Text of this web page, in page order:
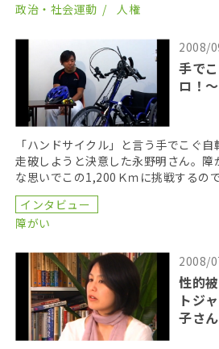
政治・社会運動
人権
2008/
手で
ロ！
「ハンドサイクル」と言う手でこぐ
走破しようと決意した永野明さん。障
な思いでこの1,200Ｋｍに挑戦するの
インタビュー
障がい
2008/
性的
トジ
子さん